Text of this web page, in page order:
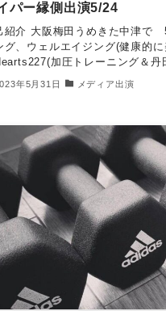
パー縁側出演5/24
紹介 大阪梅田うめきた中津で
グ、ウェルエイジング(健康的
加圧トレーニング＆丹
年5月31日 メディア出演